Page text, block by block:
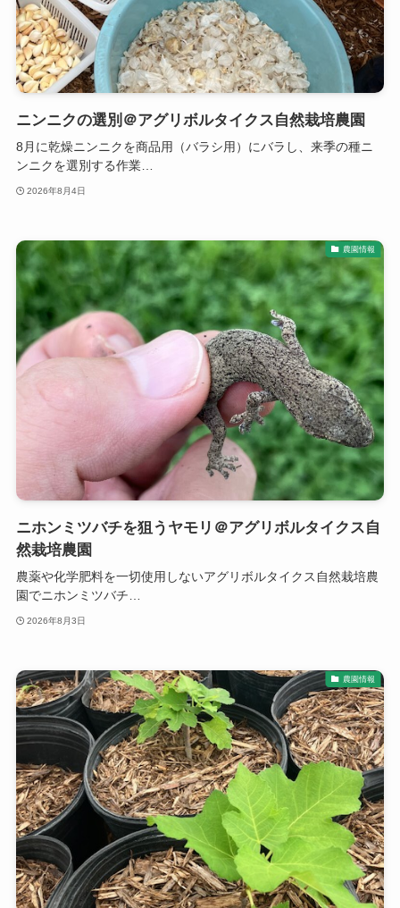
ニンニクの選別＠アグリボルタイクス自然栽培農園
8月に乾燥ニンニクを商品用（バラシ用）にバラし、来季の種ニ
ンニクを選別する作業…
2026年8月4日
農園情報
ニホンミツバチを狙うヤモリ＠アグリボルタイクス自
然栽培農園
農薬や化学肥料を一切使用しないアグリボルタイクス自然栽培農
園でニホンミツバチ…
2026年8月3日
農園情報